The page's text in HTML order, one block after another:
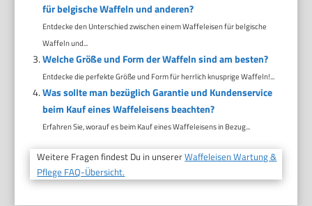
für belgische Waffeln und anderen?
Entdecke den Unterschied zwischen einem Waffeleisen für belgische
Waffeln und...
Welche Größe und Form der Waffeln sind am besten?
Entdecke die perfekte Größe und Form für herrlich knusprige Waffeln!...
Was sollte man bezüglich Garantie und Kundenservice
beim Kauf eines Waffeleisens beachten?
Erfahren Sie, worauf es beim Kauf eines Waffeleisens in Bezug...
Weitere Fragen findest Du in unsererWaffeleisen Wartung &
Pflege FAQ-Übersicht.